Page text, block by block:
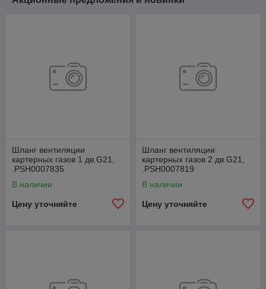
Шланг вентиляции
картерных газов 1 дв.G21,
.РSН0007835
В наличии
Цену уточняйте
Шланг вентиляции
картерных газов 2 дв.G21,
.РSН0007819
В наличии
Цену уточняйте